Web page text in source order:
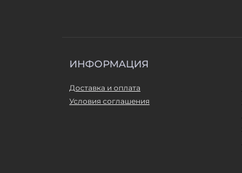
ИНФОРМАЦИЯ
Доставка и оплата
Условия соглашения